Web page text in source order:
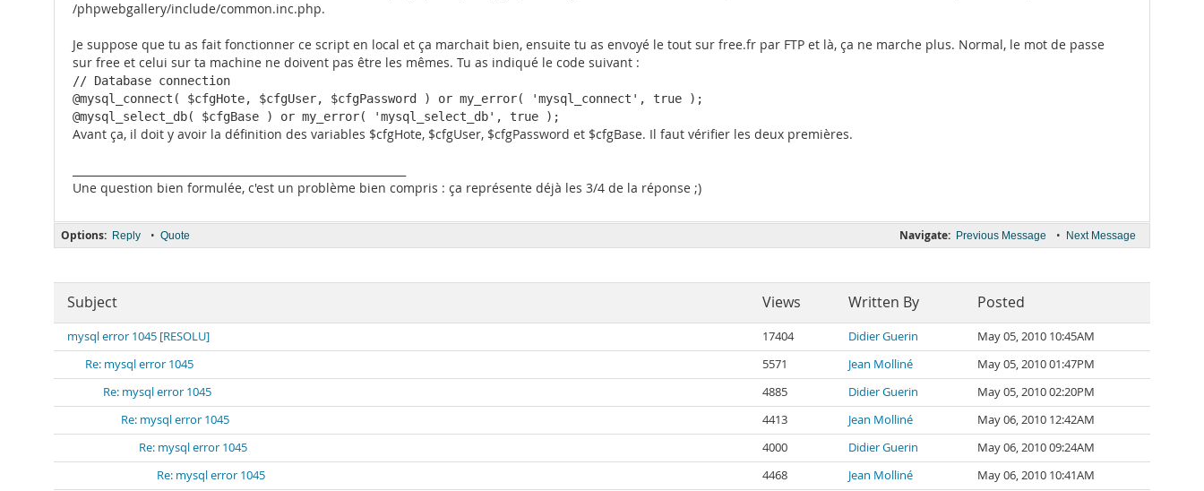
/phpwebgallery/include/common.inc.php.
Je suppose que tu as fait fonctionner ce script en local et ça marchait bien, ensuite tu as envoyé le tout sur free.fr par FTP et là, ça ne marche plus. Normal, le mot de passe
sur free et celui sur ta machine ne doivent pas être les mêmes. Tu as indiqué le code suivant :
// Database connection
@mysql_connect( $cfgHote, $cfgUser, $cfgPassword ) or my_error( 'mysql_connect', true );
@mysql_select_db( $cfgBase ) or my_error( 'mysql_select_db', true );
Avant ça, il doit y avoir la définition des variables $cfgHote, $cfgUser, $cfgPassword et $cfgBase. Il faut vérifier les deux premières.
Une question bien formulée, c'est un problème bien compris : ça représente déjà les 3/4 de la réponse ;)
Navigate: Previous Message • Next Message
Options: Reply • Quote
Subject Views Written By Posted
mysql error 1045 [RESOLU] 17404 Didier Guerin
May 05, 2010 10:45AM
Re: mysql error 1045
5571 Jean Molliné
May 05, 2010 01:47PM
Re: mysql error 1045
4885 Didier Guerin
May 05, 2010 02:20PM
Re: mysql error 1045
4413 Jean Molliné
May 06, 2010 12:42AM
Re: mysql error 1045
4000 Didier Guerin
May 06, 2010 09:24AM
Re: mysql error 1045
4468 Jean Molliné
May 06, 2010 10:41AM